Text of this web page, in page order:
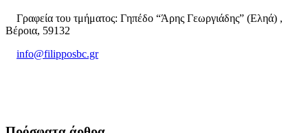
Γραφεία του τμήματος: Γηπέδο “Άρης Γεωργιάδης” (Εληά) ,
Βέροια, 59132
info@filipposbc.gr